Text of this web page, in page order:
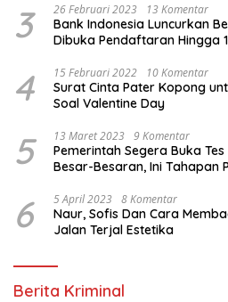
3 26 Februari 2023 13 Komentar
Bank Indonesia Luncurkan
Dibuka Pendaftaran Hingga
4 15 Februari 2022 10 Komentar
Surat Cinta Pater Kopong
Soal Valentine Day
5 13 Maret 2023 9 Komentar
Pemerintah Segera Buka Tes
Besar-Besaran, Ini Tahapan
6 5 April 2023 8 Komentar
Naur, Sofis Dan Cara
Jalan Terjal Estetika
Berita Kriminal